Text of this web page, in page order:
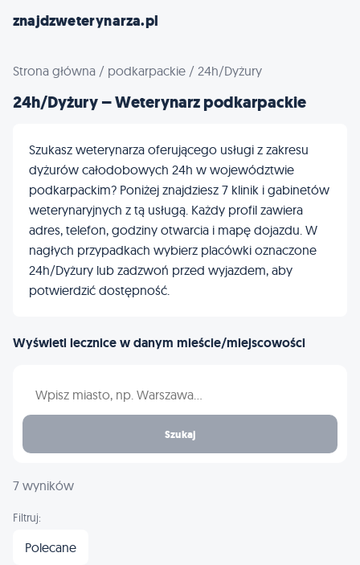
znajdzweterynarza.pl
Strona główna / podkarpackie / 24h/Dyżury
24h/Dyżury – Weterynarz podkarpackie
Szukasz weterynarza oferującego usługi z zakresu
dyżurów całodobowych 24h w województwie
podkarpackim? Poniżej znajdziesz 7 klinik i gabinetów
weterynaryjnych z tą usługą. Każdy profil zawiera
adres, telefon, godziny otwarcia i mapę dojazdu. W
nagłych przypadkach wybierz placówki oznaczone
24h/Dyżury lub zadzwoń przed wyjazdem, aby
potwierdzić dostępność.
Wyświetl lecznice w danym mieście/miejscowości
Szukaj
7 wyników
Filtruj:
Polecane